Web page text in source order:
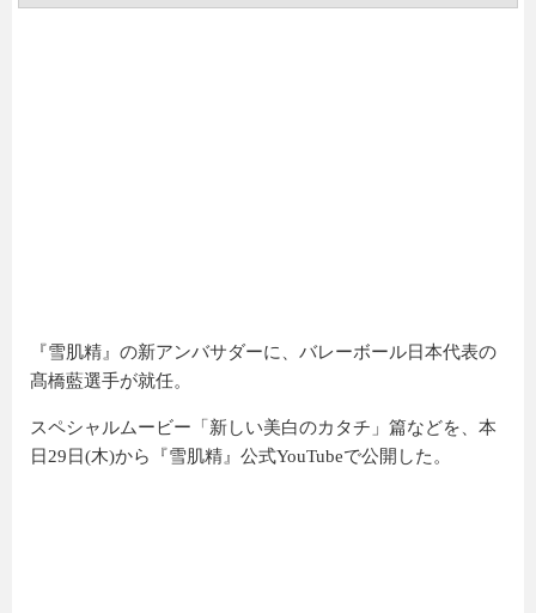
『雪肌精』の新アンバサダーに、バレーボール日本代表の
髙橋藍選手が就任。
スペシャルムービー「新しい美白のカタチ」篇などを、本
日29日(木)から『雪肌精』公式YouTubeで公開した。